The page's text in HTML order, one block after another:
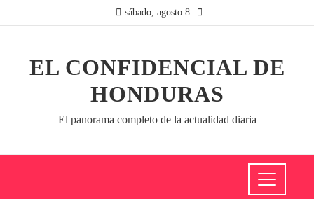
sábado, agosto 8
EL CONFIDENCIAL DE
HONDURAS
El panorama completo de la actualidad diaria